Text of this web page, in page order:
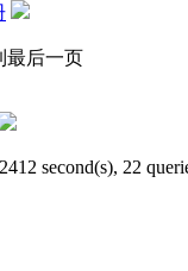
最后一页
second(s), 22